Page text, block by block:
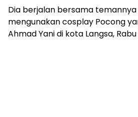
Dia berjalan bersama
mengunakan cosplay Pocong
Ahmad Yani di kota Langsa,